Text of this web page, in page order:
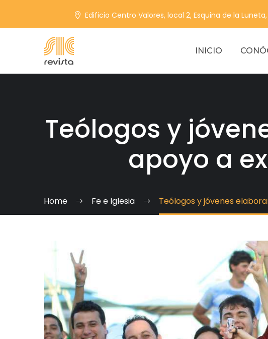
Edificio Centro Valores, local 2, Esquina de la
INICIO
Teólogos y
apoyo a
Home Fe e Iglesia Teólogos y jóvenes